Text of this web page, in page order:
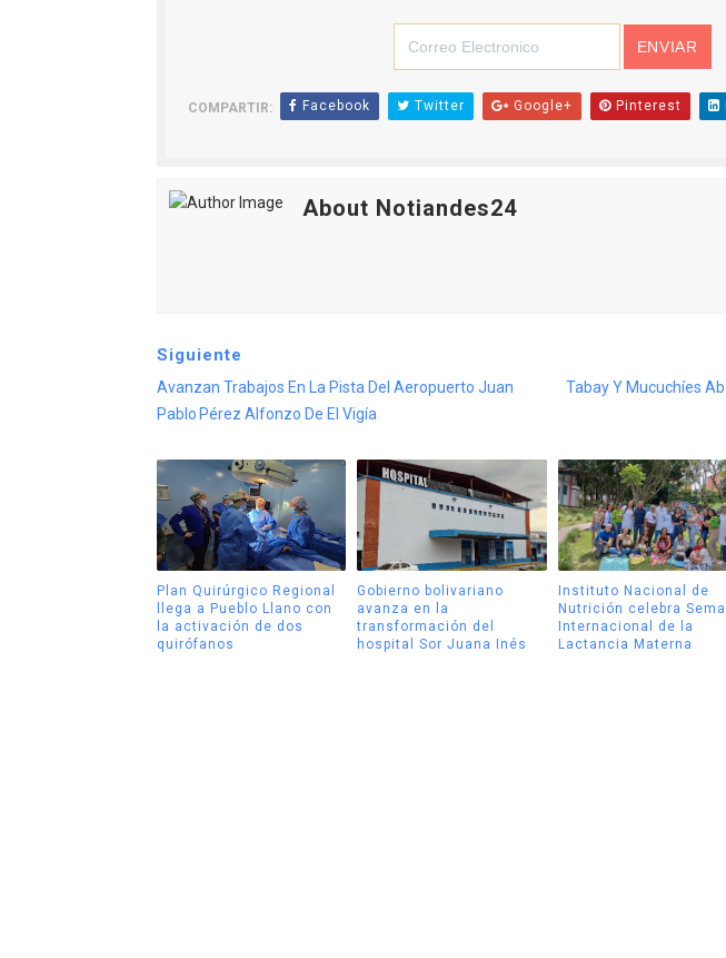
COMPARTIR: Facebook Twitter Google+ Pinterest
About Notiandes24
Siguiente
Avanzan Trabajos En La Pista Del Aeropuerto Juan
Pablo Pérez Alfonzo De El Vigía
Tabay Y Mucuchíes
Plan Quirúrgico Regional
llega a Pueblo Llano con
la activación de dos
quirófanos
Gobierno bolivariano
avanza en la
transformación del
hospital Sor Juana Inés
Instituto Nacional de
Nutrición celebra
Internacional de la
Lactancia Materna